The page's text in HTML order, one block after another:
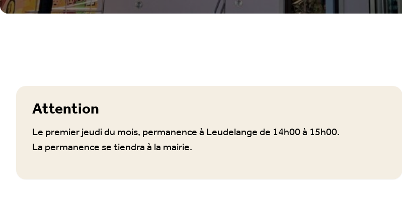
Attention
Le premier jeudi du mois, permanence à Leudelange de 14h00 à 15h00.
La permanence se tiendra à la mairie.